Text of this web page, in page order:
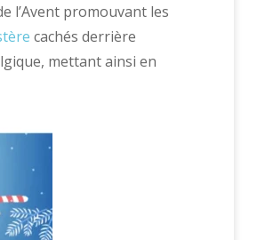
l’Avent promouvant les
cachés derrière
mettant ainsi en